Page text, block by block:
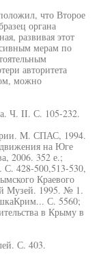
что Второе
органа
развивая этот
мерам по
авторитета
можно
Ч. II. С. 105-232.
M. СПАС, 1994.
на Юге
2006. 352 е.;
С. 428-500,513-530,
Краевого
Музей. 1995. № 1.
С. 5560;
в Крыму в
С. 403.